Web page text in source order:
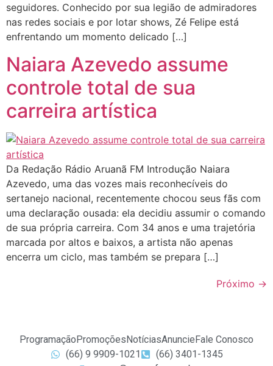
seguidores. Conhecido por sua legião de admiradores
nas redes sociais e por lotar shows, Zé Felipe está
enfrentando um momento delicado […]
Naiara Azevedo assume
controle total de sua
carreira artística
Da Redação Rádio Aruanã FM Introdução Naiara
Azevedo, uma das vozes mais reconhecíveis do
sertanejo nacional, recentemente chocou seus fãs com
uma declaração ousada: ela decidiu assumir o comando
de sua própria carreira. Com 34 anos e uma trajetória
marcada por altos e baixos, a artista não apenas
encerra um ciclo, mas também se prepara […]
Próximo →
ProgramaçãoPromoçõesNotíciasAnuncieFale Conosco
(66) 9 9909-1021
(66) 3401-1345